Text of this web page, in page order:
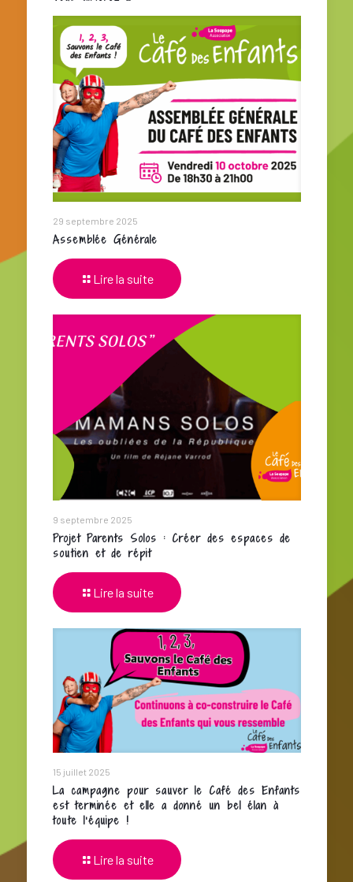
29 septembre 2025
Assemblée Générale
Lire la suite
9 septembre 2025
Projet Parents Solos : Créer des espaces de
soutien et de répit
Lire la suite
15 juillet 2025
La campagne pour sauver le Café des Enfants
est terminée et elle a donné un bel élan à
toute l’équipe !
Lire la suite